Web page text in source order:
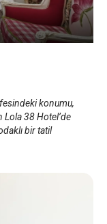
konumu,
Lola 38 Hotel’de
bir tatil